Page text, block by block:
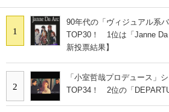
1
90年代の「ヴィジュアル系
TOP30！ 1位は「Janne Da
新投票結果】
2
「小室哲哉プロデュース」
TOP34！ 2位の「